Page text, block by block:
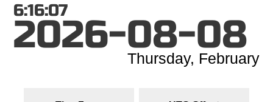
6:16:07
2026-08-08
Thursday, February